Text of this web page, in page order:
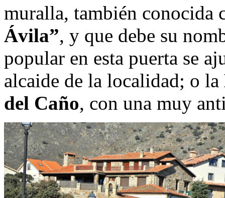
muralla, también conocida
Ávila”, y que debe su
popular en esta puerta se
alcaide de la localidad; o la
del Caño, con una muy